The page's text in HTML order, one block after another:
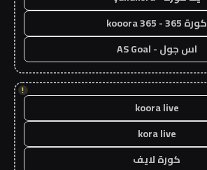
كورة 365 - kooora 365
اس جول - AS Goal
!
koora live
kora live
كورة لايف